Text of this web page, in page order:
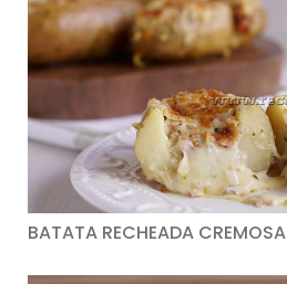
BATATA RECHEADA CREMOSA